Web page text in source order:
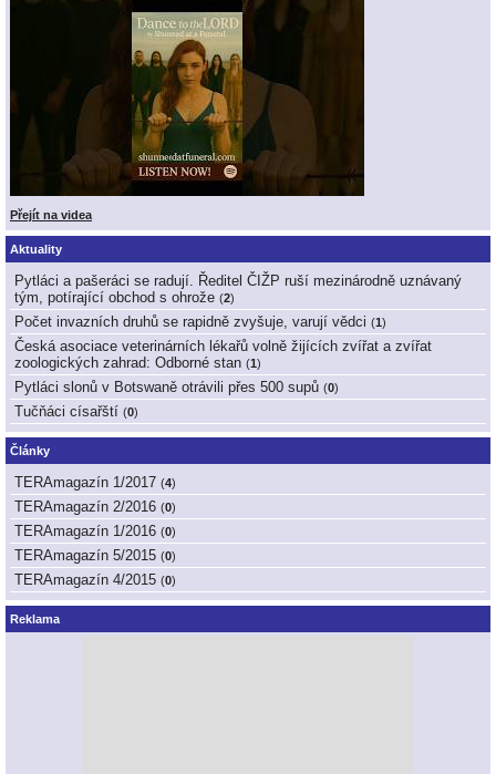
Přejít na videa
Aktuality
Pytláci a pašeráci se radují. Ředitel ČIŽP ruší mezinárodně uznávaný
tým, potírající obchod s ohrože (2)
Počet invazních druhů se rapidně zvyšuje, varují vědci (1 )
Česká asociace veterinárních lékařů volně žijících zvířat a zvířat
zoologických zahrad: Odborné stan (1 )
Pytláci slonů v Botswaně otrávili přes 500 supů (0)
Tučňáci císařští (0)
Články
TERAmagazín 1/2017 (4)
TERAmagazín 2/2016 (0)
TERAmagazín 1/2016 (0)
TERAmagazín 5/2015 (0)
TERAmagazín 4/2015 (0)
Reklama